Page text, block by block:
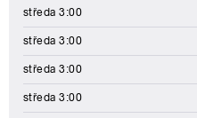
středa 3:00
středa 3:00
středa 3:00
středa 3:00